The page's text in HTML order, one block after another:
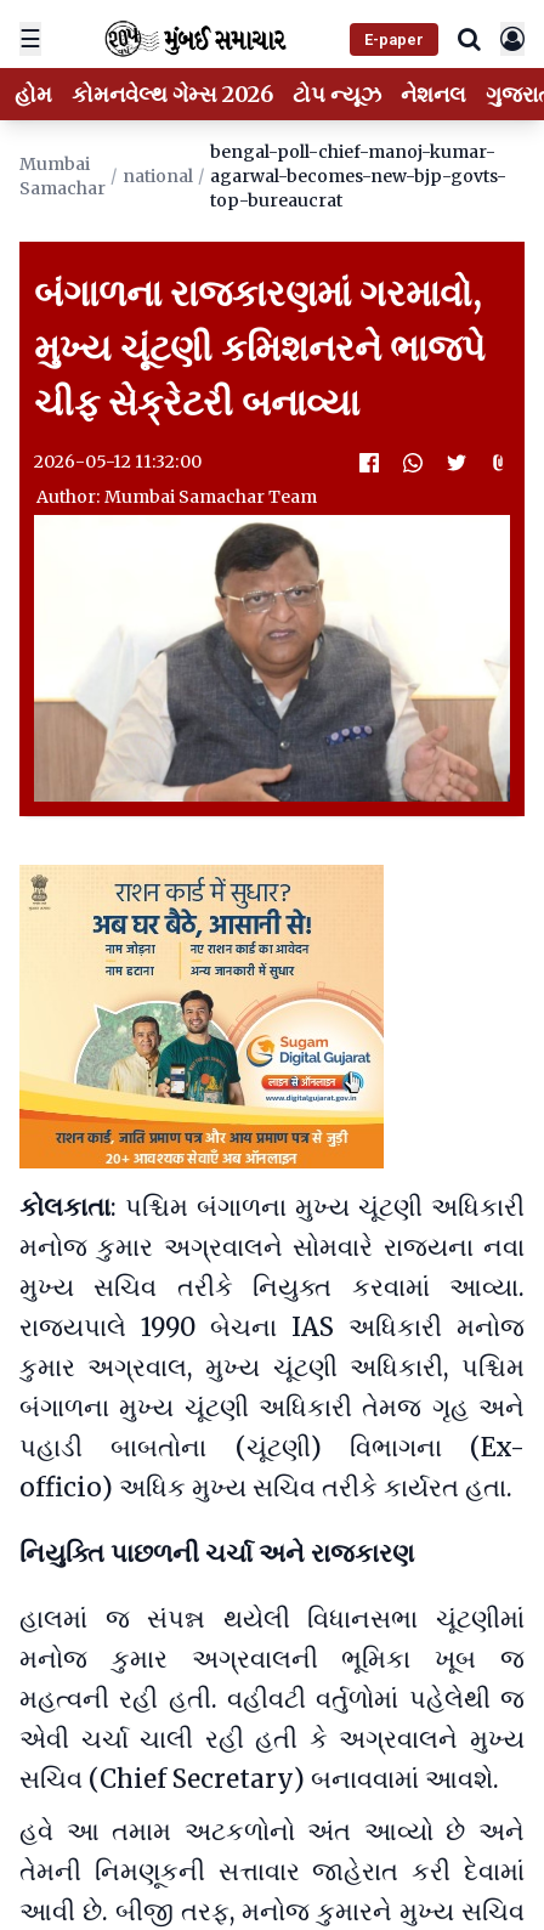
☰ E-paper
હોમ કોમનવેલ્થ ગેમ્સ 2026 ટોપ ન્યૂઝ નેશનલ
Mumbai
Samachar
/ national /
bengal-poll-chief-manoj-kumar-
agarwal-becomes-new-bjp-govts-
top-bureaucrat
બંગાળના રાજકારણમાં ગરમાવો,
મુખ્ય ચૂંટણી કમિશનરને ભાજપે
ચીફ સેક્રેટરી બનાવ્યા
2026-05-12 11:32:00
Author: Mumbai Samachar Team
કોલકાતા: પશ્ચિમ બંગાળના મુખ્ય ચૂંટણી અધિકારી
મનોજ કુમાર અગ્રવાલને સોમવારે રાજ્યના નવા
મુખ્ય સચિવ તરીકે નિયુક્ત કરવામાં આવ્યા.
રાજ્યપાલે 1990 બેચના IAS અધિકારી મનોજ
કુમાર અગ્રવાલ, મુખ્ય ચૂંટણી અધિકારી, પશ્ચિમ
બંગાળના મુખ્ય ચૂંટણી અધિકારી તેમજ ગૃહ અને
પહાડી બાબતોના (ચૂંટણી) વિભાગના (Ex-
officio) અધિક મુખ્ય સચિવ તરીકે કાર્યરત હતા.
નિયુક્તિ પાછળની ચર્ચા અને રાજકારણ
હાલમાં જ સંપન્ન થયેલી વિધાનસભા ચૂંટણીમાં
મનોજ કુમાર અગ્રવાલની ભૂમિકા ખૂબ જ
મહત્વની રહી હતી. વહીવટી વર્તુળોમાં પહેલેથી જ
એવી ચર્ચા ચાલી રહી હતી કે અગ્રવાલને મુખ્ય
સચિવ (Chief Secretary) બનાવવામાં આવશે.
હવે આ તમામ અટકળોનો અંત આવ્યો છે અને
તેમની નિમણૂકની સત્તાવાર જાહેરાત કરી દેવામાં
આવી છે. બીજી તરફ, મનોજ કુમારને મુખ્ય સચિવ